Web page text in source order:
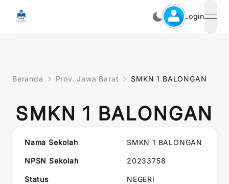
Login
Beranda Prov. Jawa Barat SMKN 1 BALONGAN
SMKN 1 BALONGAN
Nama Sekolah SMKN 1 BALONGAN
NPSN Sekolah 20233758
Status NEGERI